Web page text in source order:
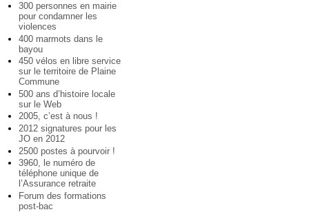
300 personnes en mairie
pour condamner les
violences
400 marmots dans le
bayou
450 vélos en libre service
sur le territoire de Plaine
Commune
500 ans d’histoire locale
sur le Web
2005, c’est à nous !
2012 signatures pour les
JO en 2012
2500 postes à pourvoir !
3960, le numéro de
téléphone unique de
l’Assurance retraite
Forum des formations
post-bac